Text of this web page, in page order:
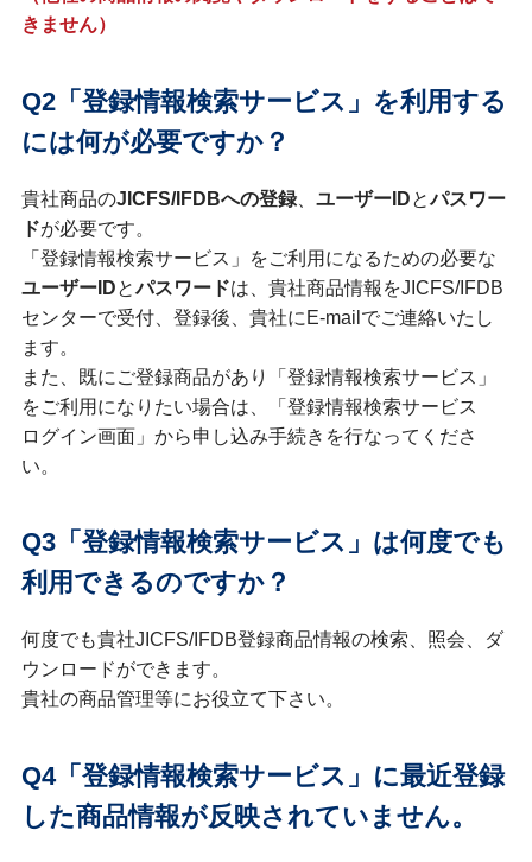
きません）
Q2「登録情報検索サービス」を利用する
には何が必要ですか？
貴社商品のJICFS/IFDBへの登録、 ユーザーIDとパスワー
ドが必要です。
「登録情報検索サービス」をご利用になるための必要な
ユーザーIDとパスワードは、貴社商品情報をJICFS/IFDB
センターで受付、登録後、貴社にE-mailでご連絡いたし
ます。
また、既にご登録商品があり「登録情報検索サービス」
をご利用になりたい場合は、「登録情報検索サービス
ログイン画面」から申し込み手続きを行なってくださ
い。
Q3「登録情報検索サービス」は何度でも
利用できるのですか？
何度でも貴社JICFS/IFDB登録商品情報の検索、照会、ダ
ウンロードができます。
貴社の商品管理等にお役立て下さい。
Q4「登録情報検索サービス」に最近登録
した商品情報が反映されていません。